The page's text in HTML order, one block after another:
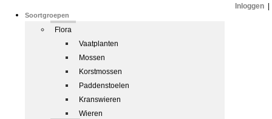
Soortgroepen
Flora
Vaatplanten
Mossen
Korstmossen
Paddenstoelen
Kranswieren
Wieren
Inloggen